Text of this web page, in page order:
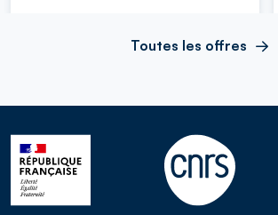
Toutes les offres